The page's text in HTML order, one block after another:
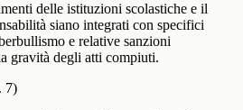
delle istituzioni scolastiche e il
siano integrati con specifici
e relative sanzioni
gravità degli atti compiuti.
7)